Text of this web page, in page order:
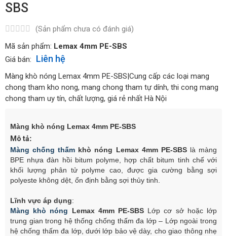
SBS
(Sản phẩm chưa có đánh giá)
Mã sản phẩm: Lemax 4mm PE-SBS
Giá bán:
Liên hệ
Màng khò nóng Lemax 4mm PE-SBS|Cung cấp các loại mang
chong tham kho nong, mang chong tham tự dính, thi cong mang
chong tham uy tín, chất lượng, giá rẻ nhất Hà Nội
Màng khò nóng Lemax 4mm PE-SBS
Mô tả:
Màng chống thấm khò nóng Lemax 4mm PE-SBS là màng
BPE nhựa đàn hồi bitum polyme, hợp chất bitum tinh chế với
khối lượng phân tử polyme cao, được gia cường bằng sợi
polyeste không dệt, ổn định bằng sợi thủy tinh.
Lĩnh vực áp dụng:
Màng khò nóng Lemax 4mm PE-SBS Lớp cơ sở hoặc lớp
trung gian trong hệ thống chống thấm đa lớp – Lớp ngoài trong
hệ chống thấm đa lớp, dưới lớp bảo vệ dày, cho giao thông nhẹ